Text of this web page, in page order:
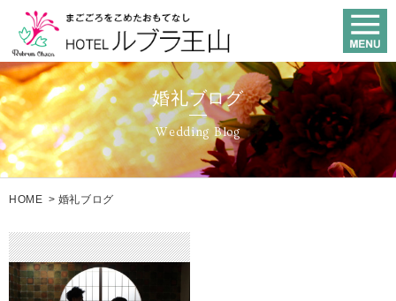
婚礼ブログ
Wedding Blog
HOME > 婚礼ブログ